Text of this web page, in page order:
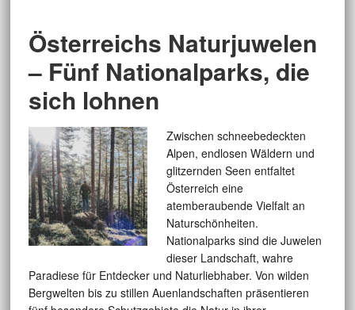
Österreichs Naturjuwelen
– Fünf Nationalparks, die
sich lohnen
Zwischen schneebedeckten
Alpen, endlosen Wäldern und
glitzernden Seen entfaltet
Österreich eine
atemberaubende Vielfalt an
Naturschönheiten.
Nationalparks sind die Juwelen
dieser Landschaft, wahre
Paradiese für Entdecker und Naturliebhaber. Von wilden
Bergwelten bis zu stillen Auenlandschaften präsentieren